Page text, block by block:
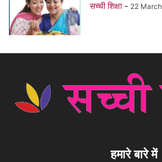
सच्ची शिक्षा - 22
हमारे बारे में